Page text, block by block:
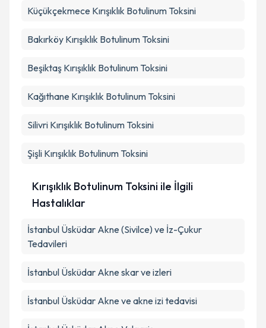
Küçükçekmece Kırışıklık Botulinum Toksini
Bakırköy Kırışıklık Botulinum Toksini
Beşiktaş Kırışıklık Botulinum Toksini
Kağıthane Kırışıklık Botulinum Toksini
Silivri Kırışıklık Botulinum Toksini
Şişli Kırışıklık Botulinum Toksini
Kırışıklık Botulinum Toksini ile İlgili
Hastalıklar
İstanbul Üsküdar Akne (Sivilce) ve İz-Çukur
Tedavileri
İstanbul Üsküdar Akne skar ve izleri
İstanbul Üsküdar Akne ve akne izi tedavisi